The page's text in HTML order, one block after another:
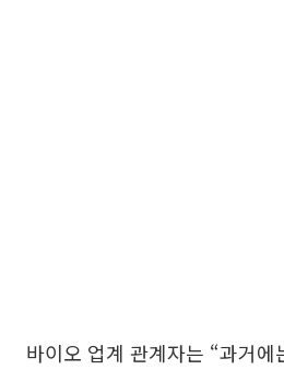
바이오 업계 관계자는 “과거